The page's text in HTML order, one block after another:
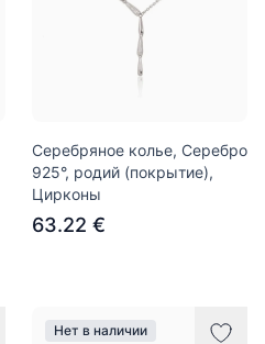
Серебряное колье, Серебро
925°, родий (покрытие),
Цирконы
63.22 €
Нет в наличии